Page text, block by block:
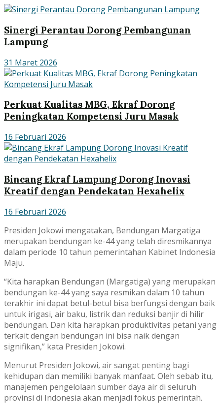
Sinergi Perantau Dorong Pembangunan
Lampung
31 Maret 2026
Perkuat Kualitas MBG, Ekraf Dorong
Peningkatan Kompetensi Juru Masak
16 Februari 2026
Bincang Ekraf Lampung Dorong Inovasi
Kreatif dengan Pendekatan Hexahelix
16 Februari 2026
Presiden Jokowi mengatakan, Bendungan Margatiga
merupakan bendungan ke-44 yang telah diresmikannya
dalam periode 10 tahun pemerintahan Kabinet Indonesia
Maju.
“Kita harapkan Bendungan (Margatiga) yang merupakan
bendungan ke-44 yang saya resmikan dalam 10 tahun
terakhir ini dapat betul-betul bisa berfungsi dengan baik
untuk irigasi, air baku, listrik dan reduksi banjir di hilir
bendungan. Dan kita harapkan produktivitas petani yang
terkait dengan bendungan ini bisa naik dengan
signifikan,” kata Presiden Jokowi.
Menurut Presiden Jokowi, air sangat penting bagi
kehidupan dan memiliki banyak manfaat. Oleh sebab itu,
manajemen pengelolaan sumber daya air di seluruh
provinsi di Indonesia akan menjadi fokus pemerintah.